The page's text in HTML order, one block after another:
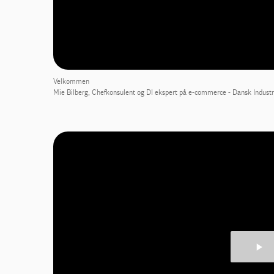
Velkommen
Mie Bilberg, Chefkonsulent og DI ekspert på e-commerce - Dansk